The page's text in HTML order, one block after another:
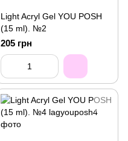
Light Acryl Gel YOU POSH
(15 ml). №2
205 грн